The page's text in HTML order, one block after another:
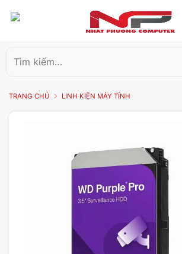
kiếm:
TRANG CHỦ LINH KIỆN MÁY TÍNH